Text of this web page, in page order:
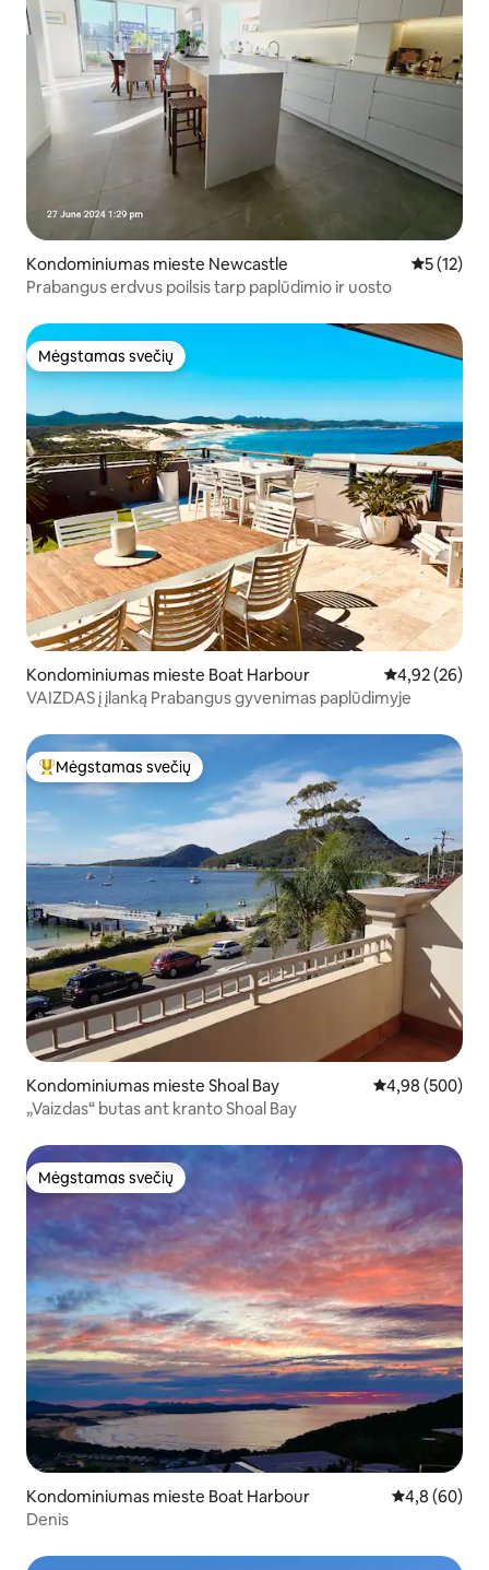
Kondominiumas mieste Newcastle Vidutinis
5 (12)
Prabangus erdvus poilsis tarp paplūdimio ir uosto
Mėgstamas svečių
Mėgstamas svečių
Kondominiumas mieste Boat Harbour Vidutinis
4,92 (26)
VAIZDAS į įlanką Prabangus gyvenimas paplūdimyje
Svečių mėgstamiausias
Mėgstamas svečių
Kondominiumas mieste Shoal Bay Vidutinis
4,98 (500)
„Vaizdas“ butas ant kranto Shoal Bay
Mėgstamas svečių
Mėgstamas svečių
Kondominiumas mieste Boat Harbour Vidutinis
4,8 (60)
Denis